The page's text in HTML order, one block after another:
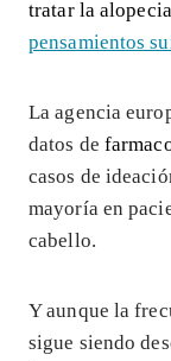
tratar la alopecia
pensamientos
La agencia
datos de
casos de
mayoría en
cabello.
Y aunque la
sigue siendo